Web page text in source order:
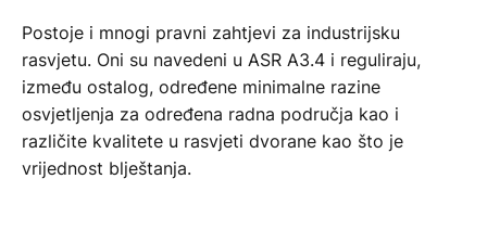
Postoje i mnogi pravni zahtjevi za industrijsku
rasvjetu. Oni su navedeni u ASR A3.4 i reguliraju,
između ostalog, određene minimalne razine
osvjetljenja za određena radna područja kao i
različite kvalitete u rasvjeti dvorane kao što je
vrijednost blještanja.